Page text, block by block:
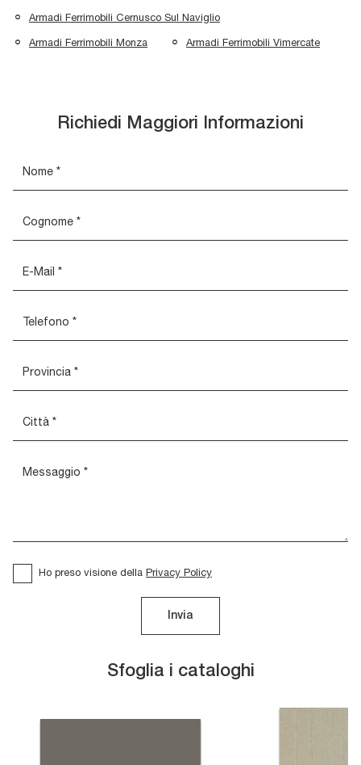
Armadi Ferrimobili Cernusco Sul Naviglio
Armadi Ferrimobili Monza Armadi Ferrimobili Vimercate
Sfoglia i cataloghi
Richiedi Maggiori Informazioni
Ho preso visione della Privacy Policy
Invia